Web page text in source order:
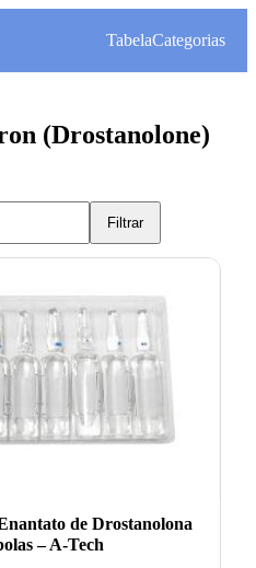
TabelaCategorias
(Drostanolone)
Filtrar
de Drostanolona
– A-Tech